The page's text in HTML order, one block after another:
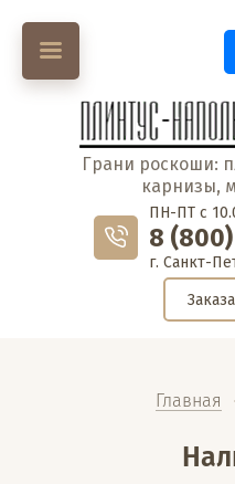
Грани роскоши:
карнизы,
ПН-ПТ с
8
г. Санкт-
Главная